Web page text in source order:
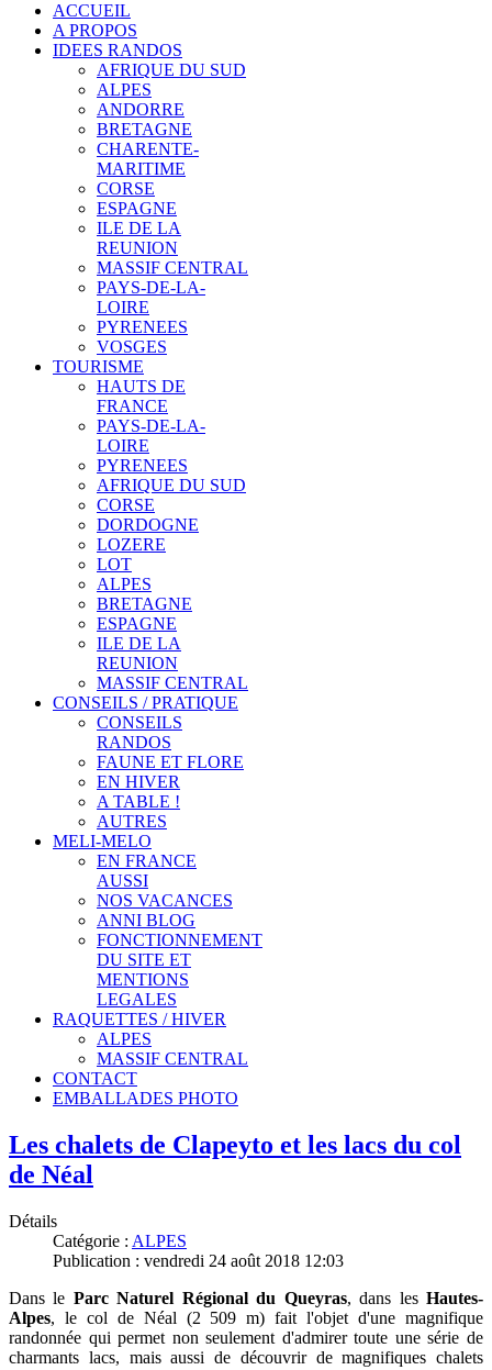
ACCUEIL
A PROPOS
IDEES RANDOS
AFRIQUE DU SUD
ALPES
ANDORRE
BRETAGNE
CHARENTE-
MARITIME
CORSE
ESPAGNE
ILE DE LA
REUNION
MASSIF CENTRAL
PAYS-DE-LA-
LOIRE
PYRENEES
VOSGES
TOURISME
HAUTS DE
FRANCE
PAYS-DE-LA-
LOIRE
PYRENEES
AFRIQUE DU SUD
CORSE
DORDOGNE
LOZERE
LOT
ALPES
BRETAGNE
ESPAGNE
ILE DE LA
REUNION
MASSIF CENTRAL
CONSEILS / PRATIQUE
CONSEILS
RANDOS
FAUNE ET FLORE
EN HIVER
A TABLE !
AUTRES
MELI-MELO
EN FRANCE
AUSSI
NOS VACANCES
ANNI BLOG
FONCTIONNEMENT
DU SITE ET
MENTIONS
LEGALES
RAQUETTES / HIVER
ALPES
MASSIF CENTRAL
CONTACT
EMBALLADES PHOTO
Les chalets de Clapeyto et les lacs du col
de Néal
Détails
Catégorie : ALPES
Publication : vendredi 24 août 2018 12:03
Dans le Parc Naturel Régional du Queyras, dans lesHautes-
Alpes, le col de Néal (2 509 m) fait l'objet d'une magnifique
randonnée qui permet non seulement d'admirer toute une série de
charmants lacs, mais aussi de découvrir de magnifiques chalets